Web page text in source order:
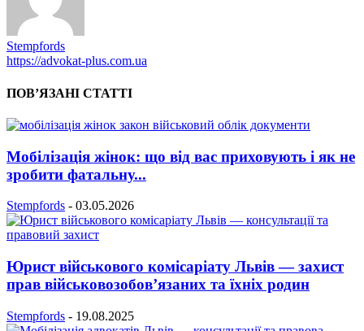
Stempfords
https://advokat-plus.com.ua
ПОВ’ЯЗАНІ СТАТТІ
Мобілізація жінок: що від вас приховують і як не
зробити фатальну...
Stempfords - 03.05.2026
Юрист військового комісаріату Львів — захист
прав військовозобов’язаних та їхніх родин
Stempfords - 19.08.2025